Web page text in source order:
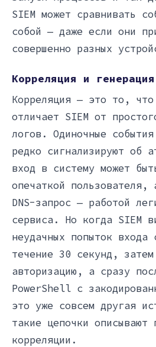
SIEM может сравнивать
собой — даже если они
совершенно разных
Корреляция и
Корреляция — это то, что
отличает SIEM от
логов. Одиночные
редко сигнализируют об
вход в систему может
опечаткой пользователя,
DNS-запрос — работой
сервиса. Но когда SIEM
неудачных попыток
течение 30 секунд, затем
авторизацию, а сразу
PowerShell с
это уже совсем другая
такие цепочки описывают
корреляции.